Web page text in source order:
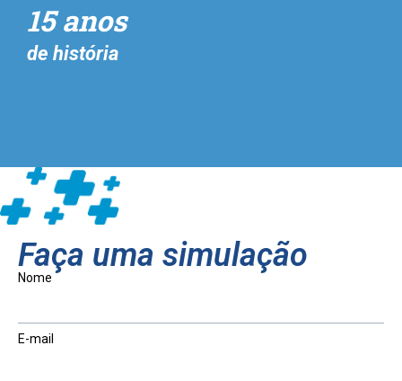
15 anos
de história
Faça uma simulação
Nome
E-mail